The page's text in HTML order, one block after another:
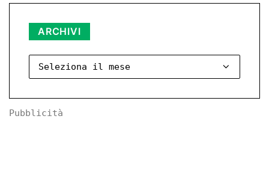
ARCHIVI
Pubblicità